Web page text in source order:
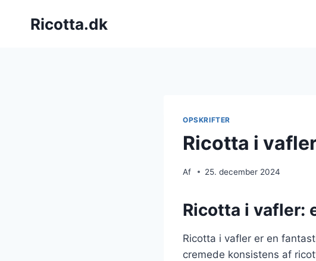
Ricotta.dk
OPSKRIFTER
Ricotta i
Af 25. december 2024
Ricotta i vafler:
Ricotta i vafler er en
cremede konsistens af